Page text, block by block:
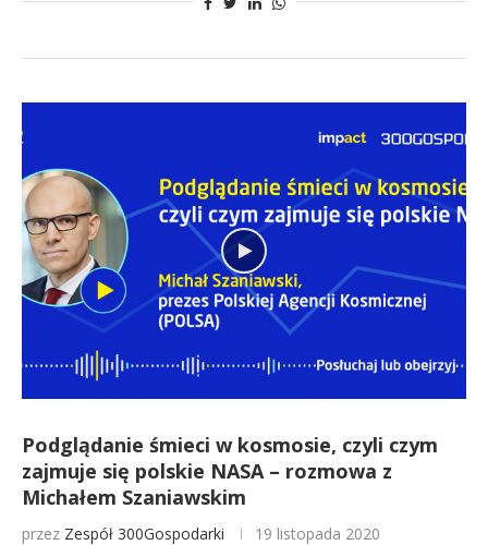
Podglądanie śmieci w kosmosie, czyli czym
zajmuje się polskie NASA – rozmowa z
Michałem Szaniawskim
przez Zespół 300Gospodarki 19 listopada 2020